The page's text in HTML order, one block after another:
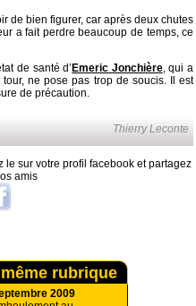
de bien figurer, car après deux chutes
a fait perdre beaucoup de temps, ce
de santé d’ Emeric Jonchière, qui a
ne pose pas trop de soucis. Il est
de précaution.
Thierry Leconte
le sur votre profil facebook et partagez
amis
rubrique
2009